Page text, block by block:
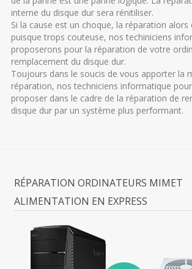
interne du disque dur sera rénitiliser.
Si la cause est un choque, la réparation alors
puisque trops couteuse, nos techiniciens
proposerons pour la réparation de votre
remplacement du disque dur.
Toujours dans le soucis de vous apporter la
réparation, nos techniciens informatique
proposer dans le cadre de la réparation de
disque dur par un système plus performant.
RÉPARATION ORDINATEURS MIMET
ALIMENTATION EN EXPRESS